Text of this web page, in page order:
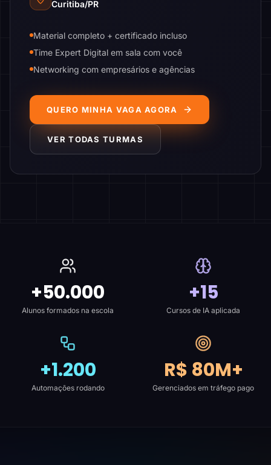
Curitiba/PR
Material completo + certificado incluso
Time Expert Digital em sala com você
Networking com empresários e agências
QUERO MINHA VAGA AGORA
VER TODAS TURMAS
+50.000
Alunos formados na escola
+15
Cursos de IA aplicada
+1.200
Automações rodando
R$ 80M+
Gerenciados em tráfego pago